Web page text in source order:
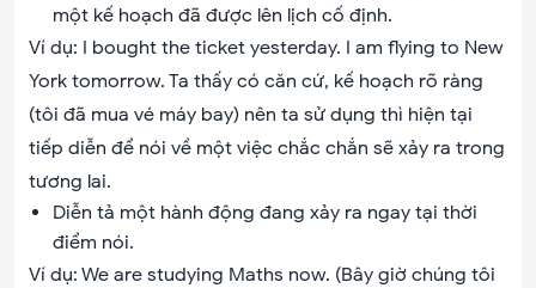
một kế hoạch đã được lên lịch cố định.
Ví dụ: I bought the ticket yesterday. I am flying to New
York tomorrow. Ta thấy có căn cứ, kế hoạch rõ ràng
(tôi đã mua vé máy bay) nên ta sử dụng thì hiện tại
tiếp diễn để nói về một việc chắc chắn sẽ xảy ra trong
tương lai.
Diễn tả một hành động đang xảy ra ngay tại thời
điểm nói.
Ví dụ: We are studying Maths now. (Bây giờ chúng tôi